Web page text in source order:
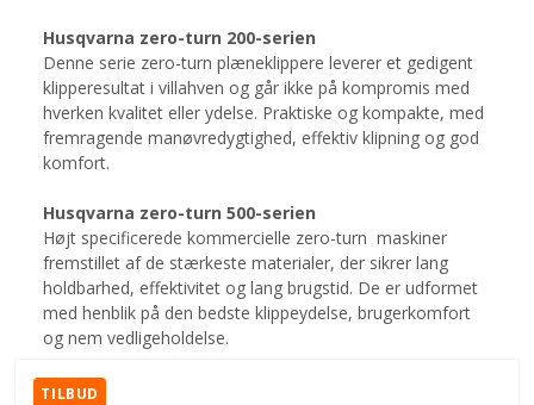
Husqvarna zero-turn 200-serien
Denne serie zero-turn plæneklippere leverer et gedigent
klipperesultat i villahven og går ikke på kompromis med
hverken kvalitet eller ydelse. Praktiske og kompakte, med
fremragende manøvredygtighed, effektiv klipning og god
komfort.
Husqvarna zero-turn 500-serien
Højt specificerede kommercielle zero-turn maskiner
fremstillet af de stærkeste materialer, der sikrer lang
holdbarhed, effektivitet og lang brugstid. De er udformet
med henblik på den bedste klippeydelse, brugerkomfort
og nem vedligeholdelse.
TILBUD